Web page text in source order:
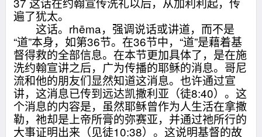
遍了犹太。
这话。rhēma，强调说话或讲道，而不是
“道”本身，如第36节。在36节中，“道”是藉着基
督得救的全部信息。在本节更加具体了，是在施
洗约翰宣讲之后，广为传播的耶稣的消息。哥尼
流和他的朋友们显然知道这消息。也许通过宣
讲，这消息已传到远达凯撒利亚（徒8:40）。这
个消息的内容是，虽然耶稣曾作为人生活在拿撒
勒，祂却是上帝所膏的弥赛亚，并通过祂所行的
大事证明出来（见徒10:38）。这说明基督的故